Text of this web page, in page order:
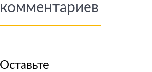
комментариев
Оставьте